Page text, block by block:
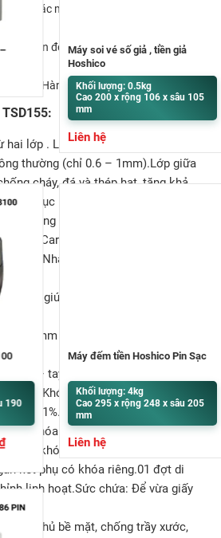
1 số hoặc mã 3 cặp số, thao tác quay nhẹ
trì trọn đời.
kiện Hàn Quốc.
lớp . Lớp ngoài Dày 2mm, bền hơn
thường (chỉ 0.6 – 1mm).Lớp giữa
cháy, đá và thép hạt, tăng khả
đục phá.Lớp trong Dày 1.5mm,
chống cạy phá.
thép Carbon C45 nguyên tấm dày
JIS Nhật Bản.Chống khoan cắt, cạy
chắc, giúp mở cánh cửa 180 độ tiện
phi 32mm ăn sâu vào thân két khi
chìa + tay nắm 3 chia + khóa cơ MY
Quốc.Khóa cơ chống dò mã, độ chính
quá 1%.Cài đặt mã số theo ý muốn:
khóa 2 chế độ: Có thể chọn sử
dụng khóa chìa.
két phụ có khóa riêng.01 đợt di
linh hoạt.Sức chứa: Để vừa giấy
sơn phủ bề mặt, chống trầy xước,
Máy soi vé số giả , tiền giả
Hoshico
Khối lượng: 0.5kg
Cao 200 x rộng 106 x sâu 105
mm
Liên hệ
Máy đếm tiền Hoshico Pin Sạc
Khối lượng: 4kg
Cao 295 x rộng 248 x sâu 205
mm
Liên hệ